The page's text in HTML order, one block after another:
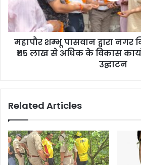
महापौर शम्भू पासवान द्वारा
₹115 लाख से अधिक के विकास
उद्घाटन
Related Articles